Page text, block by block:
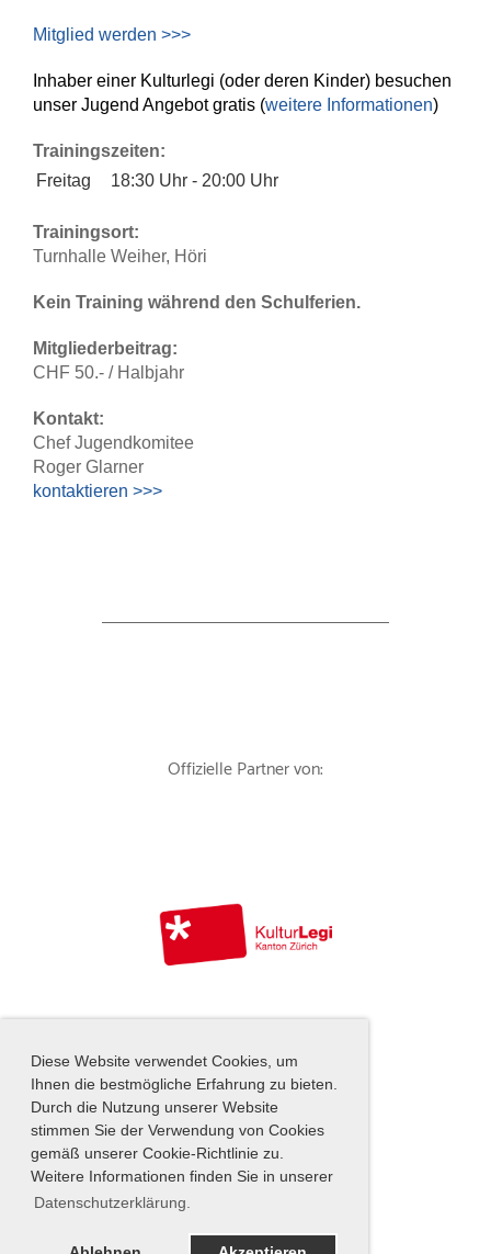
Diese Website verwendet Cookies, um
Ihnen die bestmögliche Erfahrung zu bieten.
Durch die Nutzung unserer Website
stimmen Sie der Verwendung von Cookies
gemäß unserer Cookie-Richtlinie zu.
Weitere Informationen finden Sie in unserer
Datenschutzerklärung.
Mitglied werden >>>
Inhaber einer Kulturlegi (oder deren Kinder) besuchen
unser Jugend Angebot gratis (weitere Informationen)
Trainingszeiten:
Freitag
18:30 Uhr - 20:00 Uhr
Trainingsort:
Turnhalle Weiher, Höri
Kein Training während den Schulferien.
Mitgliederbeitrag:
CHF 50.- / Halbjahr
Kontakt:
Chef Jugendkomitee
Roger Glarner
kontaktieren >>>
Offizielle Partner von:
Instagram |Impressum